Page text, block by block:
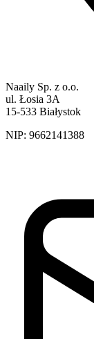
Naaily Sp. z o.o.
ul. Łosia 3A
15-533 Białystok
NIP: 9662141388